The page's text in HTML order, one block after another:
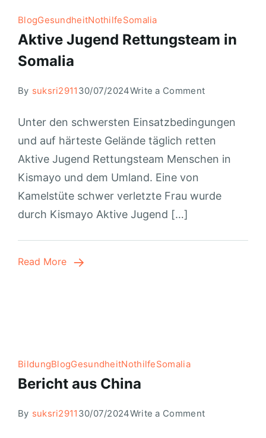
BlogGesundheitNothilfeSomalia
Aktive Jugend Rettungsteam in
Somalia
By suksri2911 30/07/2024Write a Comment
Unter den schwersten Einsatzbedingungen
und auf härteste Gelände täglich retten
Aktive Jugend Rettungsteam Menschen in
Kismayo und dem Umland. Eine von
Kamelstüte schwer verletzte Frau wurde
durch Kismayo Aktive Jugend […]
Read More
BildungBlogGesundheitNothilfeSomalia
Bericht aus China
By suksri2911 30/07/2024Write a Comment